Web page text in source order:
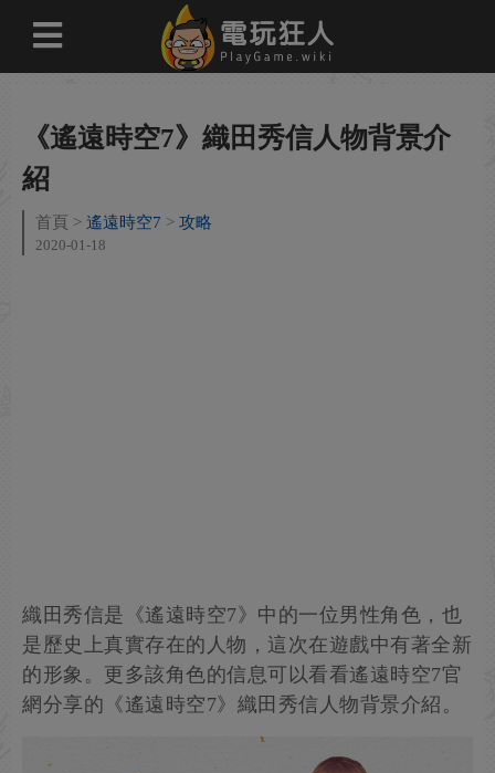
《遙遠時空7》織田秀信人物背景介
紹
首頁 遙遠時空7 攻略
2020-01-18
織田秀信是《遙遠時空7》中的一位男性角色，也
是歷史上真實存在的人物，這次在遊戲中有著全新
的形象。更多該角色的信息可以看看遙遠時空7官
網分享的《遙遠時空7》織田秀信人物背景介紹。